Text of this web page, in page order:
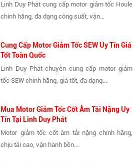
Linh Duy Phát cung cấp motor giảm tốc Houle
chính hãng, đa dạng công suất, vận...
Cung Cấp Motor Giảm Tốc SEW Uy Tín Giá
Tốt Toàn Quốc
Linh Duy Phát chuyên cung cấp motor giảm
tốc SEW chính hãng, giá tốt, đa dạng...
Mua Motor Giảm Tốc Cốt Âm Tải Nặng Uy
Tín Tại Linh Duy Phát
Motor giảm tốc cốt âm tải nặng chính hãng,
chịu tải cao, vận hành bền...